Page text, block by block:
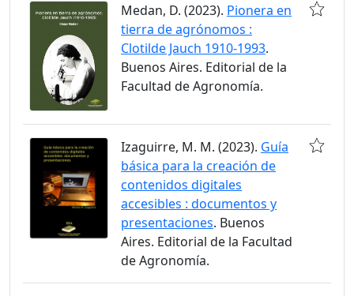
Medan, D. (2023). Pionera en
tierra de agrónomos :
Clotilde Jauch 1910-1993.
Buenos Aires. Editorial de la
Facultad de Agronomía.
Izaguirre, M. M. (2023). Guía
básica para la creación de
contenidos digitales
accesibles : documentos y
presentaciones. Buenos
Aires. Editorial de la Facultad
de Agronomía.